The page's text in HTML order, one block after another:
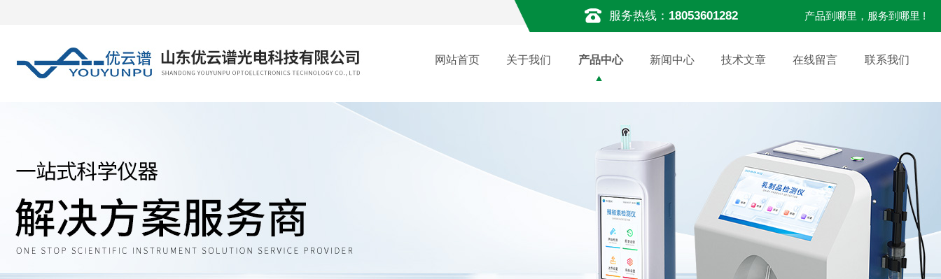
服务热线： 18053601282 产品到哪里，服务到哪里 !
网站首页 关于我们 产品中心 新闻中心 技术文章 在线留言 联系我们